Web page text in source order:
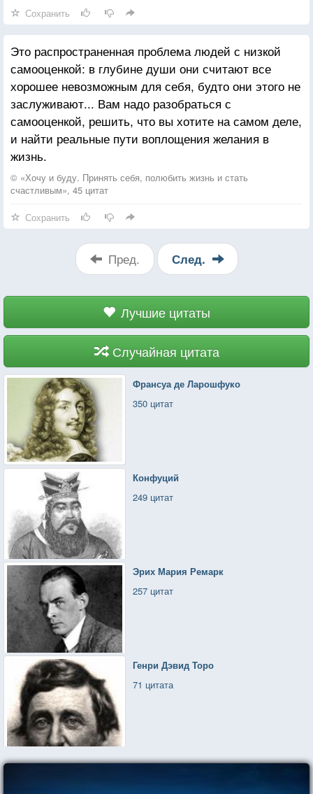
Сохранить
Это распространенная проблема людей с низкой
самооценкой: в глубине души они считают все
хорошее невозможным для себя, будто они этого не
заслуживают... Вам надо разобраться с
самооценкой, решить, что вы хотите на самом деле,
и найти реальные пути воплощения желания в
жизнь.
© «Хочу и буду. Принять себя, полюбить жизнь и стать
счастливым», 45 цитат
Сохранить
Пред. След.
Лучшие цитаты
Случайная цитата
Франсуа де Ларошфуко
350 цитат
Конфуций
249 цитат
Эрих Мария Ремарк
257 цитат
Генри Дэвид Торо
71 цитата